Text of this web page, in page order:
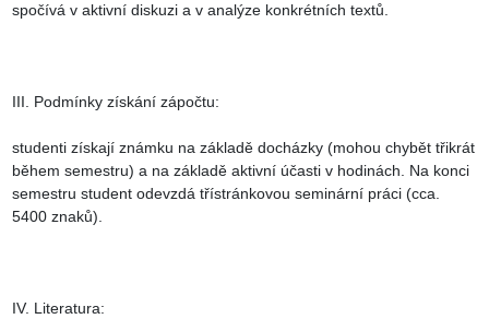
spočívá v aktivní diskuzi a v analýze konkrétních textů.
III. Podmínky získání zápočtu:
studenti získají známku na základě docházky (mohou chybět třikrát
během semestru) a na základě aktivní účasti v hodinách. Na konci
semestru student odevzdá třístránkovou seminární práci (cca.
5400 znaků).
IV. Literatura: